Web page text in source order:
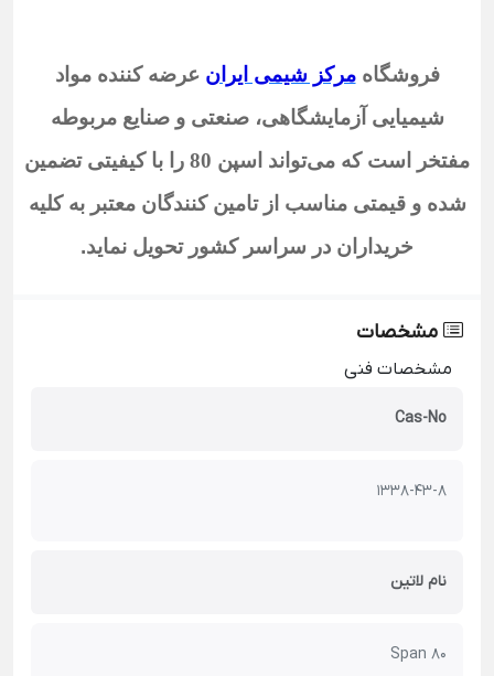
فروشگاه مرکز شیمی ایران عرضه کننده مواد
شیمیایی آزمایشگاهی، صنعتی و صنایع مربوطه
مفتخر است که می‌تواند اسپن 80
را با کیفیتی تضمین
شده و قیمتی مناسب از تامین کنندگان معتبر به کلیه
خریداران در سراسر کشور تحویل نماید.
مشخصات
مشخصات فنی
Cas-No
1338-43-8
نام لاتین
Span 80